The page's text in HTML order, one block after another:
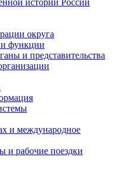
истории России
округа
функции
и представительства
и международное
и рабочие поездки